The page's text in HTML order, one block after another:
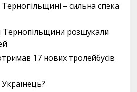
– сильна спека
Тернопільщини розшукали
17 нових тролейбусів
Українець?